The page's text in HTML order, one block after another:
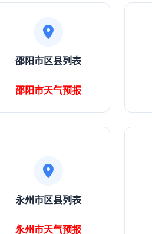
邵阳市区县列表
邵阳市天气预报
永州市区县列表
永州市天气预报